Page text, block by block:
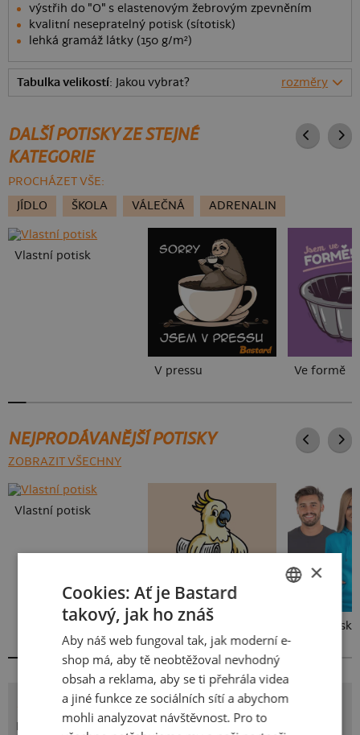
výstřih do "O" s elastenovým žebrovým zpevněním
kvalitní nesepratelný potisk (sítotisk)
lehká gramáž látky (150 g/m²)
Tabulka velikostí: Jakou vybrat? rozměry
DALŠÍ POTISKY ZE STEJNÉ
KATEGORIE
PROCHÁZET VŠE:
JÍDLO
ŠKOLA VÁLEČNÁ ADRENALIN
Vlastní potisk
V pressu Ve formě
NEJPRODÁVANĚJŠÍ POTISKY
ZOBRAZIT VŠECHNY
Vlastní potisk
Bez potisku
POTISK LUFTWAFFLE
Německo zveřejnilo první záběry jejich nové vzdušné
SLOVAK
×
Cookies: Ať je Bastard
takový, jak ho znáš
Aby náš web fungoval tak, jak moderní e-
shop má, aby tě neobtěžoval nevhodný
obsah a reklama, aby se ti přehrála videa
a jiné funkce ze sociálních sítí a abychom
mohli analyzovat návštěvnost. Pro to